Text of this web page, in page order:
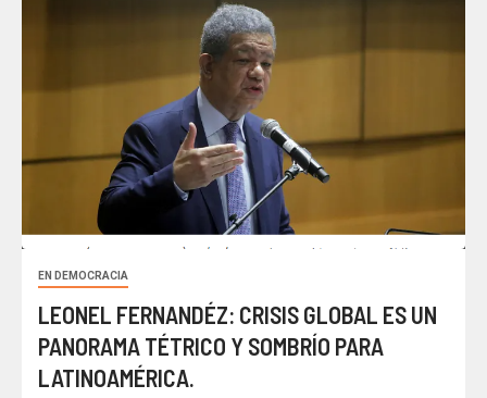
EN DEMOCRACIA
LEONEL FERNANDÉZ: CRISIS GLOBAL ES UN
PANORAMA TÉTRICO Y SOMBRÍO PARA
LATINOAMÉRICA.